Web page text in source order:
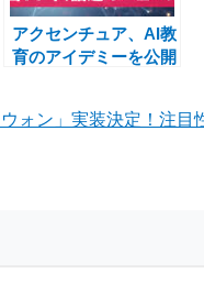
アクセンチュア、AI教
育のアイデミーを公開
後ォン」実装決定！注目